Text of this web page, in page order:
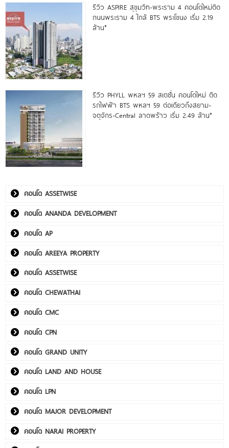
รีวิว ASPIRE สุขุมวิท-พระราม 4 คอนโดใหม่ติด
ถนนพระราม 4 ใกล้ BTS พระโขนง เริ่ม 2.19
ล้าน*
รีวิว PHYLL พหลฯ 59 สเตชั่น คอนโดใหม่ ติด
รถไฟฟ้า BTS พหลฯ 59 ต่อเดียวถึงสยาม-
จตุจักร-Central ลาดพร้าว เริ่ม 2.49 ล้าน*
คอนโด ASSETWISE
คอนโด ANANDA DEVELOPMENT
คอนโด AP
คอนโด AREEYA PROPERTY
คอนโด ASSETWISE
คอนโด CHEWATHAI
คอนโด CMC
คอนโด CPN
คอนโด GRAND UNITY
คอนโด LAND AND HOUSE
คอนโด LPN
คอนโด MAJOR DEVELOPMENT
คอนโด NARAI PROPERTY